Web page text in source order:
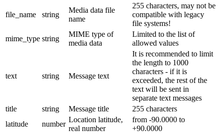
file_name string
Media data file
name
255 characters, may not be
compatible with legacy
file systems!
mime_type string
MIME type of
media data
Limited to the list of
allowed values
text string Message text
It is recommended to limit
the length to 1000
characters - if it is
exceeded, the rest of the
text will be sent in
separate text messages
title
string Message title
255 characters
latitude
number
Location latitude,
real number
from -90.0000 to
+90.0000